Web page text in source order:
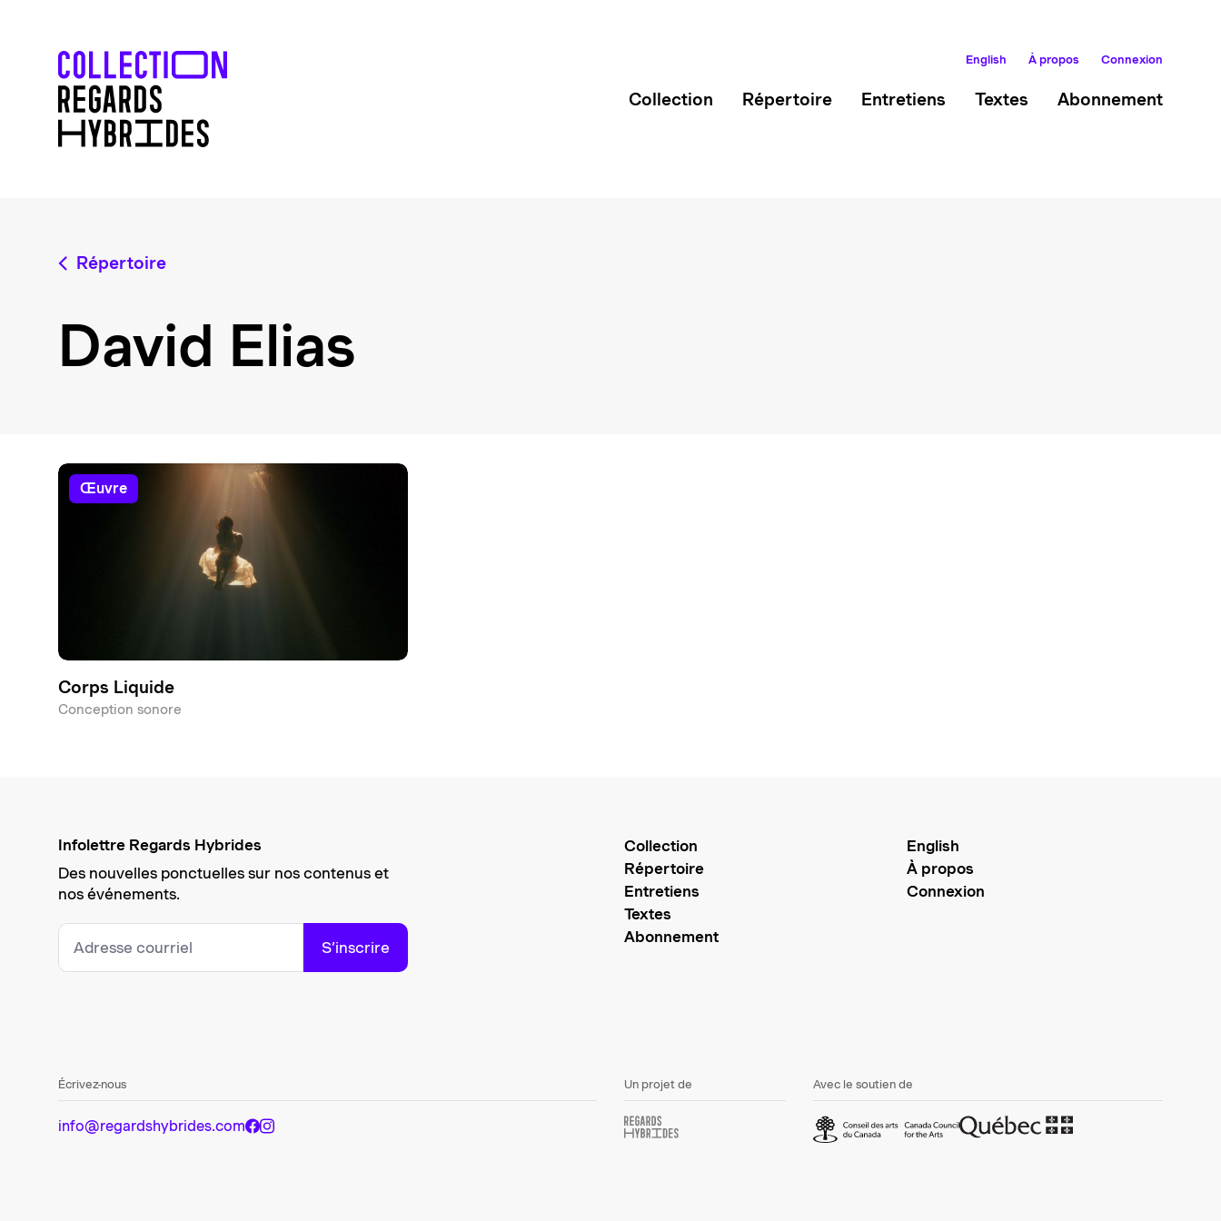
English À propos Connexion
Collection Répertoire Entretiens Textes Abonnement
Répertoire
David Elias
œuvre
Corps Liquide
Conception sonore
Infolettre Regards Hybrides
Des nouvelles ponctuelles sur nos contenus et
nos événements.
S’inscrire
Collection
Répertoire
Entretiens
Textes
Abonnement
English
À propos
Connexion
Écrivez-nous
info@regardshybrides.com
Un projet de Avec le soutien de